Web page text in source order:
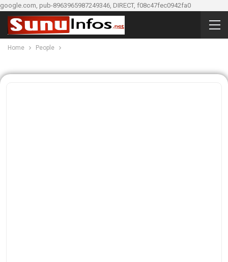
google.com, pub-8963965987249346, DIRECT, f08c47fec0942fa0
Home People